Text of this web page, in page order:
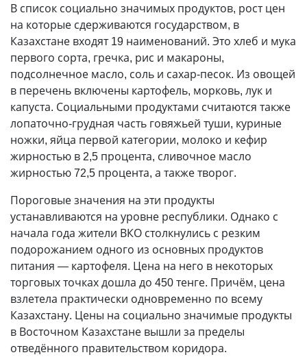
В список социально значимых продуктов, рост цен
на которые сдерживаются государством, в
Казахстане входят 19 наименований. Это хлеб и мука
первого сорта, гречка, рис и макароны,
подсолнечное масло, соль и сахар-песок. Из овощей
в перечень включены картофель, морковь, лук и
капуста. Социальными продуктами считаются также
лопаточно-грудная часть говяжьей туши, куриные
ножки, яйца первой категории, молоко и кефир
жирностью в 2,5 процента, сливочное масло
жирностью 72,5 процента, а также творог.
Пороговые значения на эти продукты
устанавливаются на уровне республики. Однако с
начала года жители ВКО столкнулись с резким
подорожанием одного из основных продуктов
питания — картофеля. Цена на него в некоторых
торговых точках дошла до 450 тенге. Причём, цена
взлетела практически одновременно по всему
Казахстану. Цены на социально значимые продукты
в Восточном Казахстане вышли за пределы
отведённого правительством коридора.